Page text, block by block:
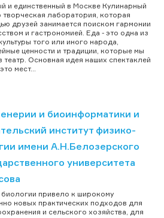
и единственный в Москве Кулинарный
творческая лаборатория, которая
друзей занимается поиском гармонии
и гастрономией. Еда - это одна из
того или иного народа,
ценности и традиции, которые мы
театр. Основная идея наших спектаклей
мест...
и биоинформатики и
институт физико-
имени А.Н.Белозерского
университета
привело к широкому
новых практических подходов для
и сельского хозяйства, для